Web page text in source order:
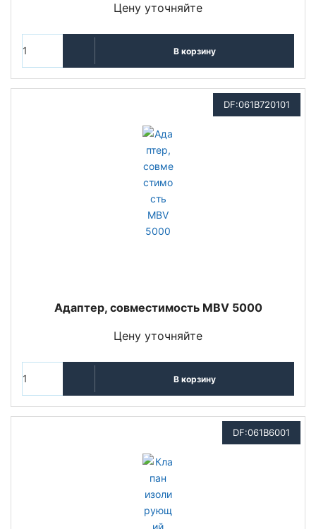
Цену уточняйте
В корзину
DF:061B720101
Адаптер, совместимость MBV 5000
Цену уточняйте
В корзину
DF:061B6001